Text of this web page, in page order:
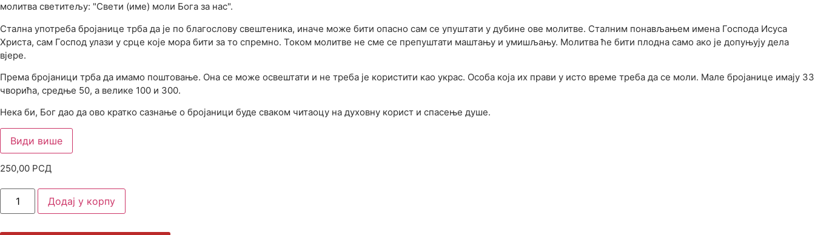
молитва светитељу: "Свети (име) моли Бога за нас".
Стална употреба бројанице трба да је по благослову свештеника, иначе може бити опасно сам се упуштати у дубине ове молитве. Сталним понављањем имена Господа Исуса
Христа, сам Господ улази у срце које мора бити за то спремно. Током молитве не сме се препуштати маштању и умишљању. Молитва ће бити плодна само ако је допуњују дела
вјере.
Према бројаници трба да имамо поштовање. Она се може освештати и не треба је користити као украс. Особа која их прави у исто време треба да се моли. Мале бројанице имају 33
чворића, средње 50, а велике 100 и 300.
Нека би, Бог дао да ово кратко сазнање о бројаници буде сваком читаоцу на духовну корист и спасење душе.
Види више
250,00 РСД
Додај у корпу